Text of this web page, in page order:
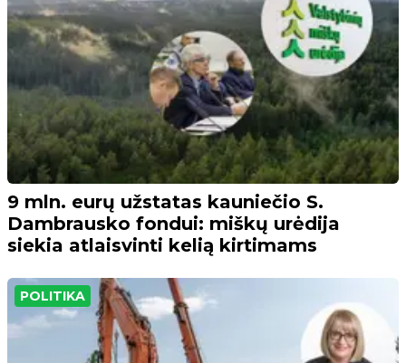
9 mln. eurų užstatas kauniečio S.
Dambrausko fondui: miškų urėdija
siekia atlaisvinti kelią kirtimams
POLITIKA